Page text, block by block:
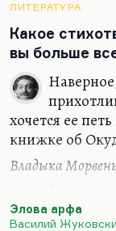
иногда, вы не
Мне иногда
никому не
я продолжаю
бесплатно. Я и
некоторых
ЛИТЕРАТУРА
Какое
вы больше
хочется ее
книжке об
Владыка
Над озером
Элова арфа
Василий